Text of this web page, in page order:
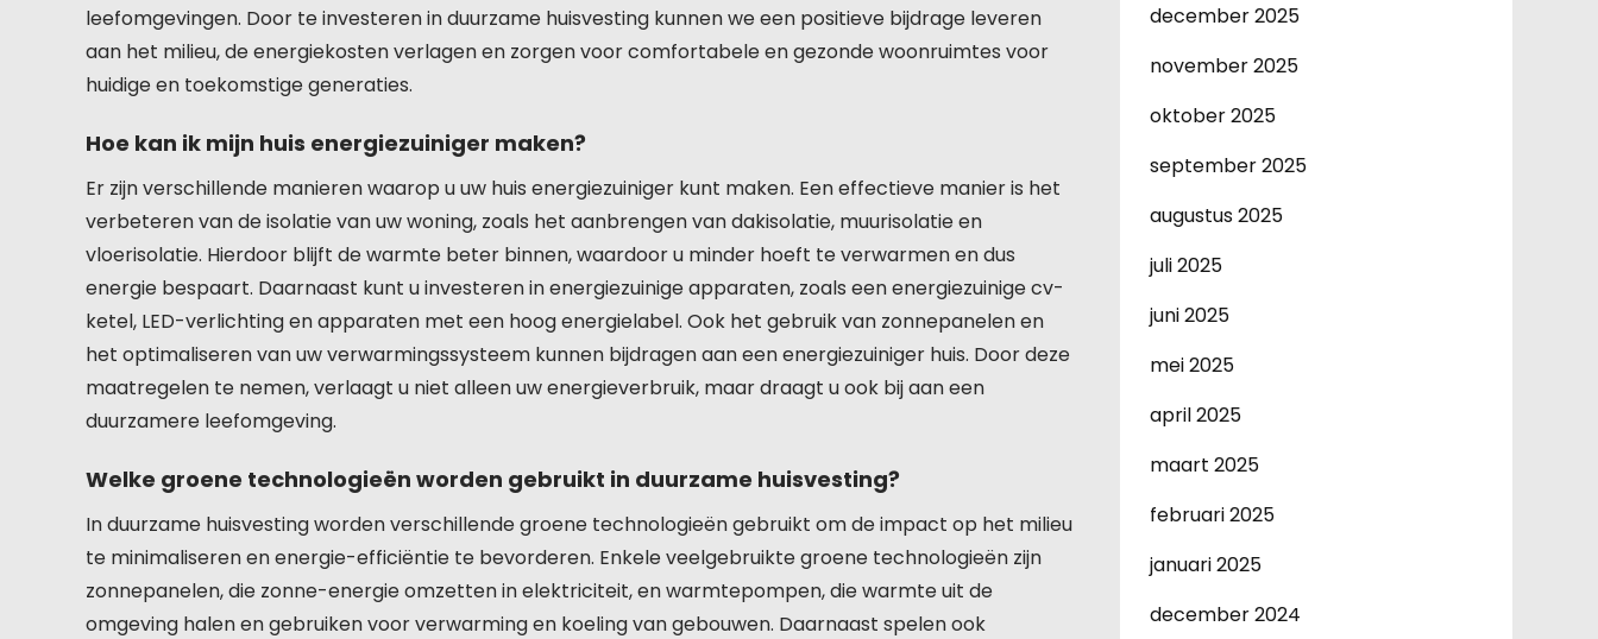
leefomgevingen. Door te investeren in duurzame huisvesting kunnen we een positieve bijdrage leveren
aan het milieu, de energiekosten verlagen en zorgen voor comfortabele en gezonde woonruimtes voor
huidige en toekomstige generaties.
Hoe kan ik mijn huis energiezuiniger maken?
Er zijn verschillende manieren waarop u uw huis energiezuiniger kunt maken. Een effectieve manier is het
verbeteren van de isolatie van uw woning, zoals het aanbrengen van dakisolatie, muurisolatie en
vloerisolatie. Hierdoor blijft de warmte beter binnen, waardoor u minder hoeft te verwarmen en dus
energie bespaart. Daarnaast kunt u investeren in energiezuinige apparaten, zoals een energiezuinige cv-
ketel, LED-verlichting en apparaten met een hoog energielabel. Ook het gebruik van zonnepanelen en
het optimaliseren van uw verwarmingssysteem kunnen bijdragen aan een energiezuiniger huis. Door deze
maatregelen te nemen, verlaagt u niet alleen uw energieverbruik, maar draagt u ook bij aan een
duurzamere leefomgeving.
Welke groene technologieën worden gebruikt in duurzame huisvesting?
In duurzame huisvesting worden verschillende groene technologieën gebruikt om de impact op het milieu
te minimaliseren en energie-efficiëntie te bevorderen. Enkele veelgebruikte groene technologieën zijn
zonnepanelen, die zonne-energie omzetten in elektriciteit, en warmtepompen, die warmte uit de
omgeving halen en gebruiken voor verwarming en koeling van gebouwen. Daarnaast spelen ook
december 2025
november 2025
oktober 2025
september 2025
augustus 2025
juli 2025
juni 2025
mei 2025
april 2025
maart 2025
februari 2025
januari 2025
december 2024